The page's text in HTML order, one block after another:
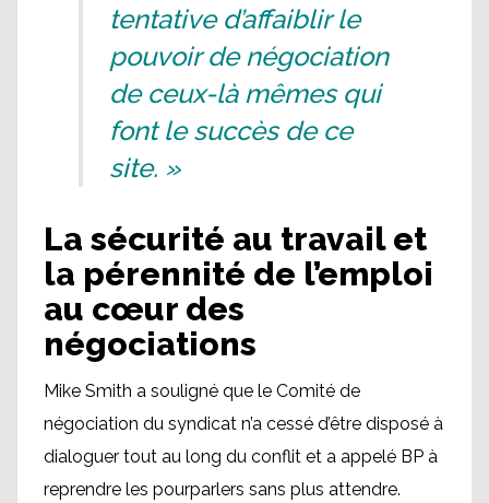
tentative d’affaiblir le
pouvoir de négociation
de ceux-là mêmes qui
font le succès de ce
site. »
La sécurité au travail et
la pérennité de l’emploi
au cœur des
négociations
Mike Smith a souligné que le Comité de
négociation du syndicat n’a cessé d’être disposé à
dialoguer tout au long du conflit et a appelé BP à
reprendre les pourparlers sans plus attendre.